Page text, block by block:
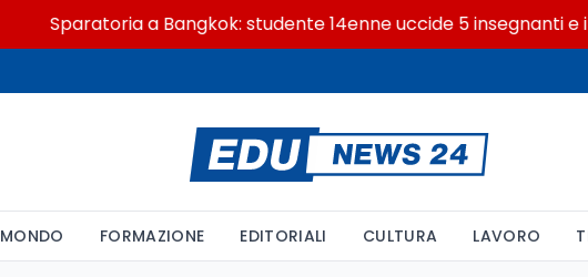
Sparatoria a Bangkok: studente 14enne uccide 5 insegnanti e i nonni
MONDO FORMAZIONE EDITORIALI CULTURA LAVORO